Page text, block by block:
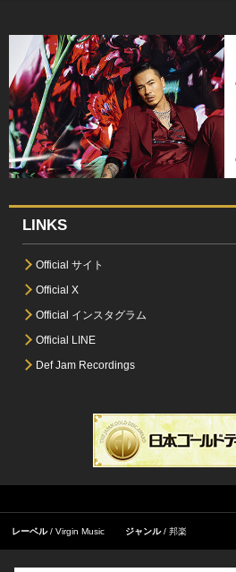
LINKS
Official サイト
Official X
Official インスタグラム
Official LINE
Def Jam Recordings
レーベル Virgin Music ジャンル 邦楽